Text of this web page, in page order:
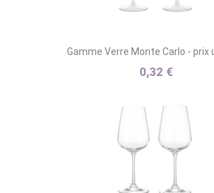
Gamme Verre Monte Carlo - prix
0,32 €